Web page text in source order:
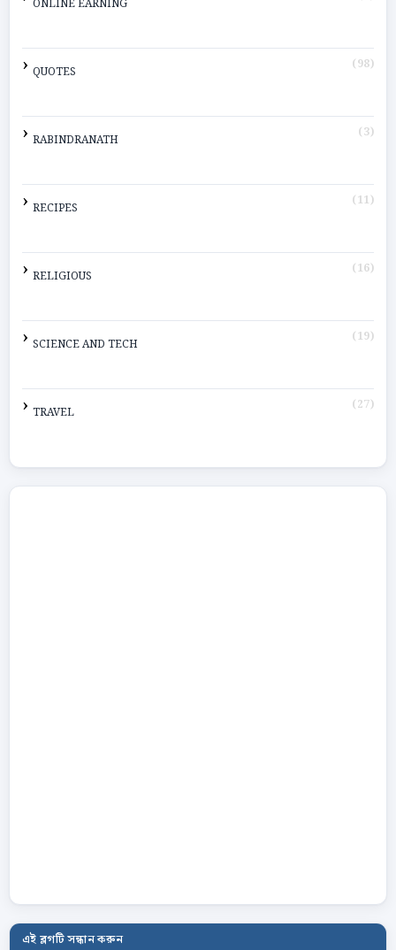
ONLINE EARNING
QUOTES (98)
RABINDRANATH (3)
RECIPES (11)
RELIGIOUS (16)
SCIENCE AND TECH (19)
TRAVEL (27)
এই ব্লগটি সন্ধান করুন